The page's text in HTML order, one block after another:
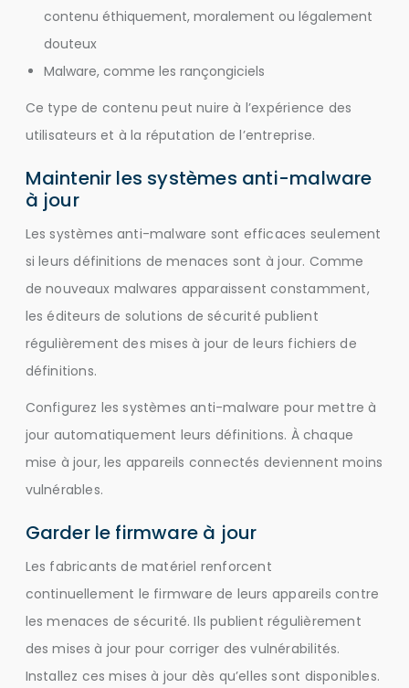
contenu éthiquement, moralement ou légalement
douteux
Malware, comme les rançongiciels
Ce type de contenu peut nuire à l’expérience des
utilisateurs et à la réputation de l’entreprise.
Maintenir les systèmes anti-malware
à jour
Les systèmes anti-malware sont efficaces seulement
si leurs définitions de menaces sont à jour. Comme
de nouveaux malwares apparaissent constamment,
les éditeurs de solutions de sécurité publient
régulièrement des mises à jour de leurs fichiers de
définitions.
Configurez les systèmes anti-malware pour mettre à
jour automatiquement leurs définitions. À chaque
mise à jour, les appareils connectés deviennent moins
vulnérables.
Garder le firmware à jour
Les fabricants de matériel renforcent
continuellement le firmware de leurs appareils contre
les menaces de sécurité. Ils publient régulièrement
des mises à jour pour corriger des vulnérabilités.
Installez ces mises à jour dès qu’elles sont disponibles.